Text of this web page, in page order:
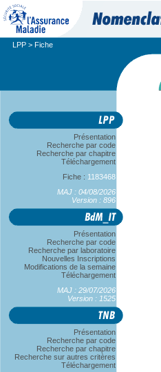
LPP > Fiche
Présentation
Recherche par code
Recherche par chapitre
Téléchargement
Fiche : 1183468
MAJ : 04/08/2026
Version : 896
Présentation
Recherche par code
Recherche par laboratoire
Nouvelles Inscriptions
Modifications de la semaine
Téléchargement
MAJ : 29/07/2026
Version : 1525
Présentation
Recherche par code
Recherche par chapitre
Recherche sur autres critères
Téléchargement